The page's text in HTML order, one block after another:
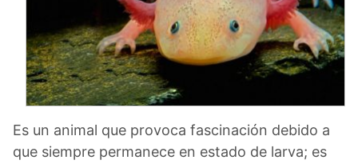
Es un animal que provoca fascinación debido a
que siempre permanece en estado de larva; es